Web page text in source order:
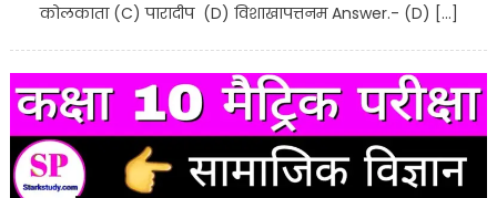
कोलकाता (C) पारादीप (D) विशाखापत्तनम Answer.- (D) […]